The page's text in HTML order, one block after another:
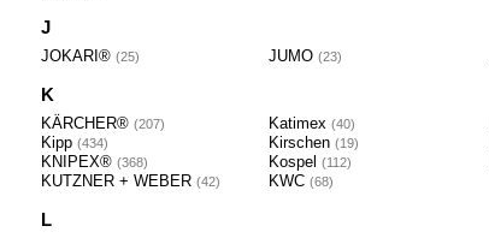
J
JOKARI® 25 JUMO 23
K
KÄRCHER® 207 Katimex 40
Kipp 434 Kirschen 19
KNIPEX® 368 Kospel 112
KUTZNER + WEBER 42 KWC 68
L